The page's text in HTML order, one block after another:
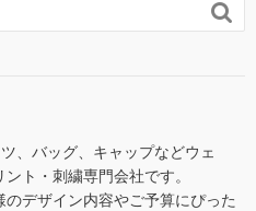

、バッグ、キャップなどウェ
ト・刺繍専門会社です。
デザイン内容やご予算にぴった